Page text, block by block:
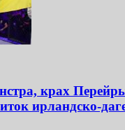
крах
ирландско-